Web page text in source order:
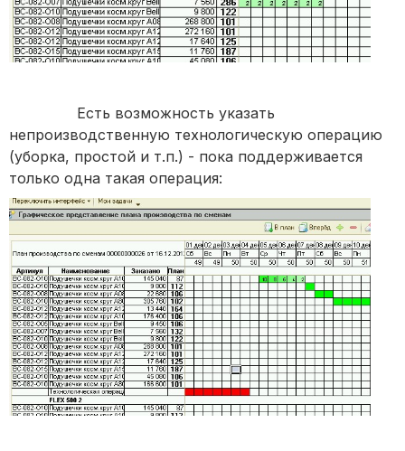
Есть возможность указать
непроизводственную технологическую операцию
(уборка, простой и т.п.) - пока поддерживается
только одна такая операция: